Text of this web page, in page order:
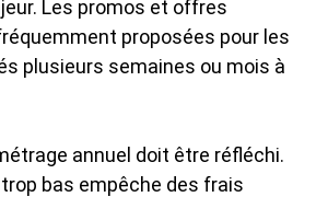
Les promos et offres
proposées pour les
plusieurs semaines ou mois à
annuel doit être réfléchi.
bas empêche des frais